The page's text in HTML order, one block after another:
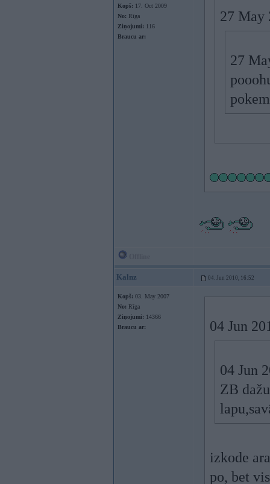
Kopš: 17. Oct 2009
No: Rīga
Ziņojumi: 116
Braucu ar:
27 May
27
Kalnz 04. Jun 2010, 16:52
Kopš: 03. May 2007
No: Rīga
Ziņojumi: 14366
Braucu ar:
04 Jun
04 Jun
ZB
izkode
po, bet